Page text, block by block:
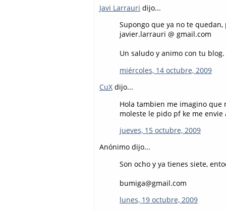
Javi Larrauri dijo...
Supongo que ya no te
javier.larrauri @ gmail.com
Un saludo y animo con tu
miércoles, 14 octubre, 2009
CuX dijo...
Hola tambien me imagino que
moleste le pido pf ke me envie
jueves, 15 octubre, 2009
Anónimo dijo...
Son ocho y ya tienes siete,
bumiga@gmail.com
lunes, 19 octubre, 2009